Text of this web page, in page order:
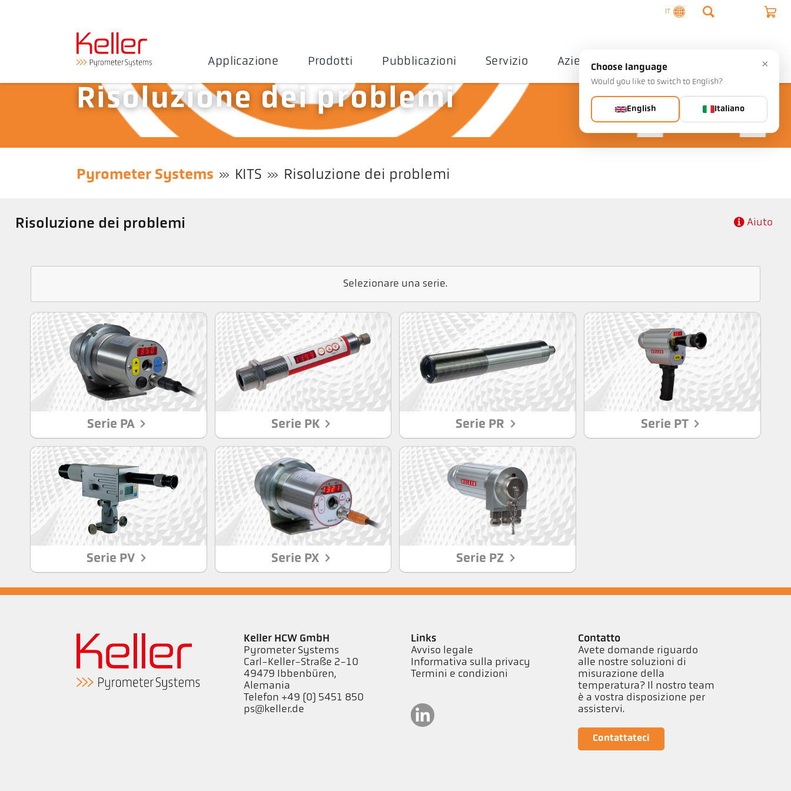
IT
Applicazione Prodotti Pubblicazioni Servizio Azienda Contatto
Risoluzione dei problemi
Pyrometer Systems KITS Risoluzione dei problemi
Risoluzione dei problemi Aiuto
Selezionare una serie.
Serie PA Serie PK Serie PR Serie PT
Serie PV Serie PX Serie PZ
Keller HCW GmbH
Pyrometer Systems
Carl-Keller-Straße 2-10
49479 Ibbenbüren,
Alemania
Telefon +49 (0) 5451 850
ps@keller.de
Links
Avviso legale
Informativa sulla privacy
Termini e condizioni
Contatto
Avete domande riguardo
alle nostre soluzioni di
misurazione della
temperatura? Il nostro team
è a vostra disposizione per
assistervi.
Contattateci
×
Choose language
Would you like to switch to English?
English Italiano